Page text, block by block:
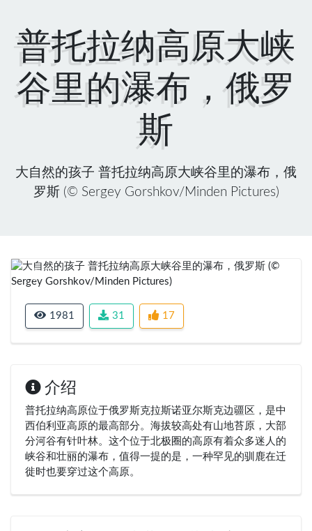
普托拉纳高原大峡
谷里的瀑布，俄罗
斯
大自然的孩子 普托拉纳高原大峡谷里的瀑布，俄
罗斯 (© Sergey Gorshkov/Minden Pictures)
Previous
1981 31 17
介绍
普托拉纳高原位于俄罗斯克拉斯诺亚尔斯克边疆区，是中
西伯利亚高原的最高部分。海拔较高处有山地苔原，大部
分河谷有针叶林。这个位于北极圈的高原有着众多迷人的
峡谷和壮丽的瀑布，值得一提的是，一种罕见的驯鹿在迁
徙时也要穿过这个高原。